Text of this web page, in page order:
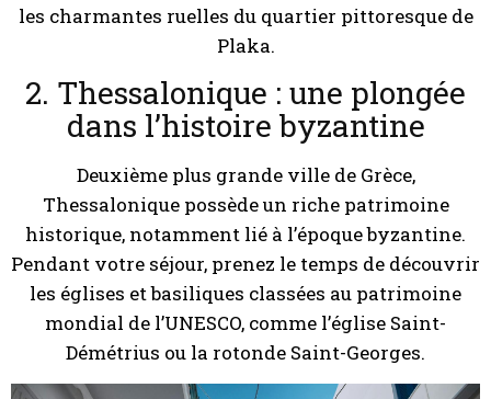
les charmantes ruelles du quartier pittoresque de
Plaka.
2. Thessalonique : une plongée
dans l’histoire byzantine
Deuxième plus grande ville de Grèce,
Thessalonique possède un riche patrimoine
historique, notamment lié à l’époque byzantine.
Pendant votre séjour, prenez le temps de découvrir
les églises et basiliques classées au patrimoine
mondial de l’UNESCO, comme l’église Saint-
Démétrius ou la rotonde Saint-Georges.